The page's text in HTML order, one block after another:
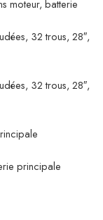
moteur, batterie
32 trous, 28″,
32 trous, 28″,
principale